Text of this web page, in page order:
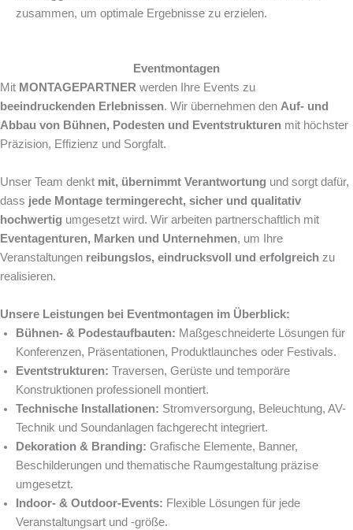
zusammen, um optimale Ergebnisse zu erzielen.
Eventmontagen
Mit MONTAGEPARTNER werden Ihre Events zu
beeindruckenden Erlebnissen. Wir übernehmen den Auf- und
Abbau von Bühnen, Podesten und Eventstrukturen mit höchster
Präzision, Effizienz und Sorgfalt.
Unser Team denkt mit, übernimmt Verantwortung und sorgt dafür,
dass jede Montage termingerecht, sicher und qualitativ
hochwertig umgesetzt wird. Wir arbeiten partnerschaftlich mit
Eventagenturen, Marken und Unternehmen, um Ihre
Veranstaltungen reibungslos, eindrucksvoll und erfolgreich zu
realisieren.
Unsere Leistungen bei Eventmontagen im Überblick:
Bühnen- & Podestaufbauten: Maßgeschneiderte Lösungen für
Konferenzen, Präsentationen, Produktlaunches oder Festivals.
Eventstrukturen: Traversen, Gerüste und temporäre
Konstruktionen professionell montiert.
Technische Installationen: Stromversorgung, Beleuchtung, AV-
Technik und Soundanlagen fachgerecht integriert.
Dekoration & Branding: Grafische Elemente, Banner,
Beschilderungen und thematische Raumgestaltung präzise
umgesetzt.
Indoor- & Outdoor-Events: Flexible Lösungen für jede
Veranstaltungsart und -größe.